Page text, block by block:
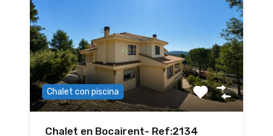
Chalet con piscina
Chalet en Bocairent- Ref:2134